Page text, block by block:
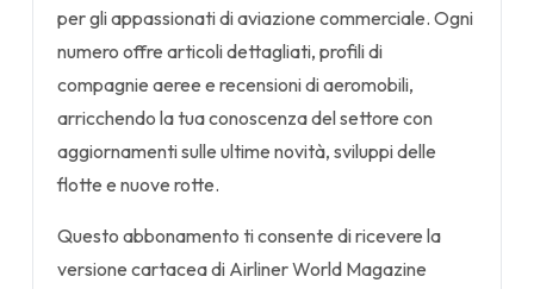
per gli appassionati di aviazione commerciale. Ogni
numero offre articoli dettagliati, profili di
compagnie aeree e recensioni di aeromobili,
arricchendo la tua conoscenza del settore con
aggiornamenti sulle ultime novità, sviluppi delle
flotte e nuove rotte.
Questo abbonamento ti consente di ricevere la
versione cartacea di Airliner World Magazine